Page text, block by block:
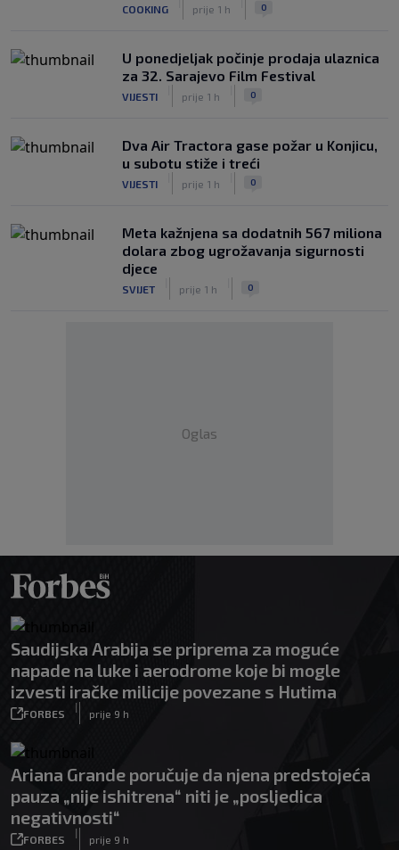
COOKING prije 1 h 0
U ponedjeljak počinje prodaja ulaznica
za 32. Sarajevo Film Festival
VIJESTI prije 1 h 0
Dva Air Tractora gase požar u Konjicu,
u subotu stiže i treći
VIJESTI prije 1 h 0
Meta kažnjena sa dodatnih 567 miliona
dolara zbog ugrožavanja sigurnosti
djece
SVIJET prije 1 h 0
Oglas
Saudijska Arabija se priprema za moguće
napade na luke i aerodrome koje bi mogle
izvesti iračke milicije povezane s Hutima
FORBES
|
prije 9 h
Ariana Grande poručuje da njena predstojeća
pauza „nije ishitrena“ niti je „posljedica
negativnosti“
FORBES
|
prije 9 h